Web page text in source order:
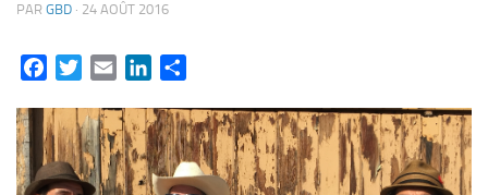
PAR GBD · 24 AOÛT 2016
FacebookTwitterEmail LinkedIn